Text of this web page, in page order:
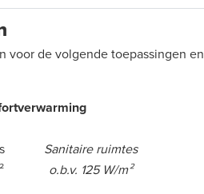
voor de volgende toepassingen en
Sanitaire ruimtes
o.b.v. 125 W/m²